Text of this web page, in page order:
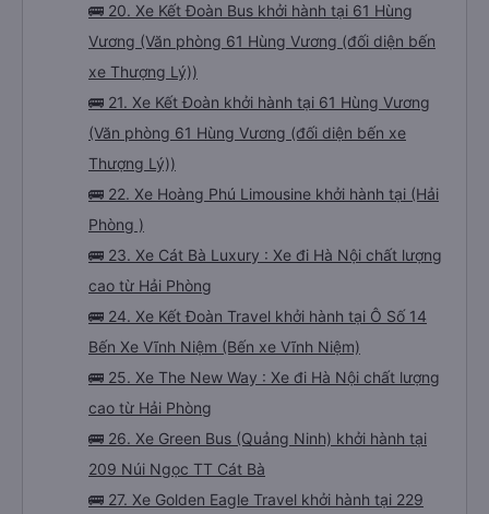
🚌 20. Xe Kết Đoàn Bus khởi hành tại 61 Hùng
Vương (Văn phòng 61 Hùng Vương (đối diện bến
xe Thượng Lý))
🚌 21. Xe Kết Đoàn khởi hành tại 61 Hùng Vương
(Văn phòng 61 Hùng Vương (đối diện bến xe
Thượng Lý))
🚌 22. Xe Hoàng Phú Limousine khởi hành tại (Hải
Phòng )
🚌 23. Xe Cát Bà Luxury : Xe đi Hà Nội chất lượng
cao từ Hải Phòng
🚌 24. Xe Kết Đoàn Travel khởi hành tại Ô Số 14
Bến Xe Vĩnh Niệm (Bến xe Vĩnh Niệm)
🚌 25. Xe The New Way : Xe đi Hà Nội chất lượng
cao từ Hải Phòng
🚌 26. Xe Green Bus (Quảng Ninh) khởi hành tại
209 Núi Ngọc TT Cát Bà
🚌 27. Xe Golden Eagle Travel khởi hành tại 229